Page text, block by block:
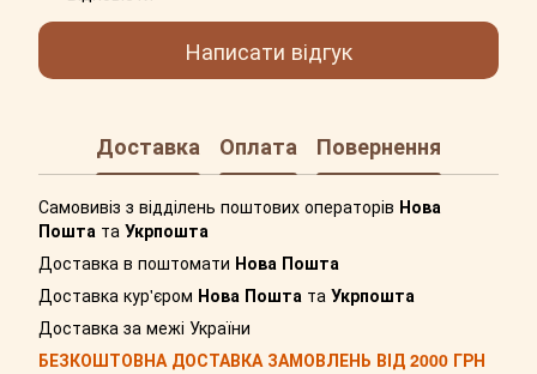
Написати відгук
Доставка Оплата Повернення
Самовивіз з відділень поштових операторів Нова
Пошта та Укрпошта
Доставка в поштомати Нова Пошта
Доставка кур'єром Нова Пошта та Укрпошта
Доставка за межі України
БЕЗКОШТОВНА ДОСТАВКА ЗАМОВЛЕНЬ ВІД 2000 ГРН